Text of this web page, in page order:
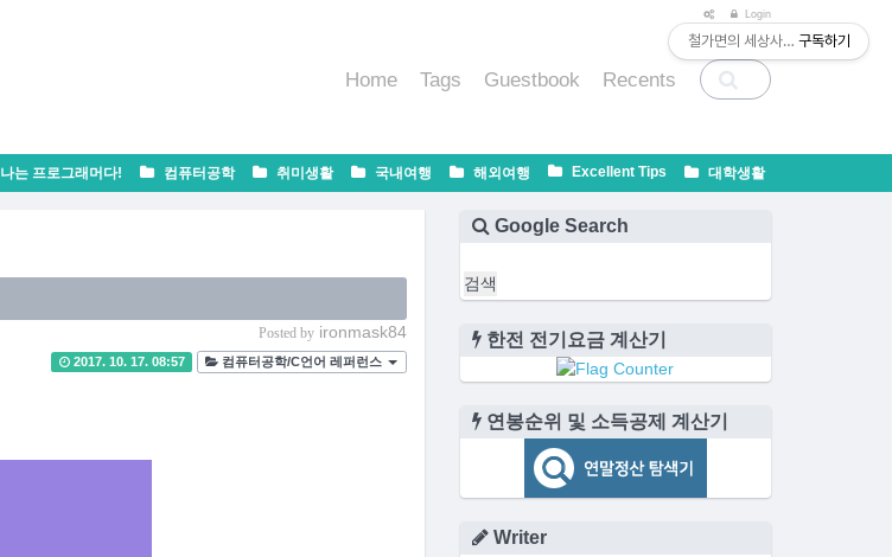
Login
Home Tags Guestbook Recents
나는 프로그래머다! 컴퓨터공학 취미생활 국내여행 해외여행 Excellent Tips
대학생활
Posted byironmask84
2017. 10. 17. 08:57 컴퓨터공학/C언어 레퍼런스
Google Search
한전 전기요금 계산기
연봉순위 및 소득공제 계산기
Writer
티스토리툴바 철가면의 세상사는 법구독하기